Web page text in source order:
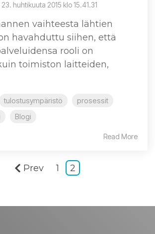
23. huhtikuuta 2015 klo 15.41.31
vaihteesta lähtien
havahduttu siihen, että
rooli on
toimiston laitteiden,
tulostusympäristö
prosessit
Blogi
Read More
Prev 1 2